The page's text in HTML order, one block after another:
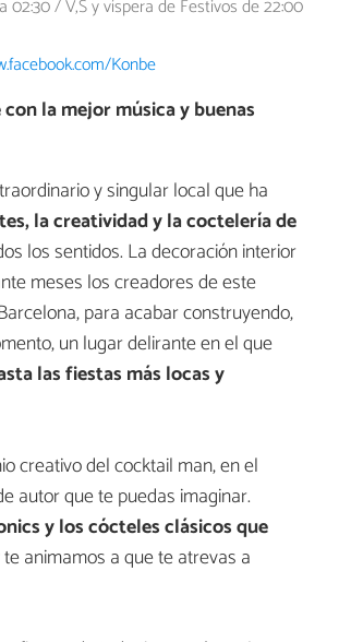
02:30 / V,S y víspera de Festivos de 22:00
Konbe
la mejor música y buenas
y singular local que ha
la creatividad y la coctelería de
los sentidos. La decoración interior
meses los creadores de este
para acabar construyendo,
un lugar delirante en el que
las fiestas más locas y
creativo del cocktail man, en el
autor que te puedas imaginar.
y los cócteles clásicos que
animamos a que te atrevas a